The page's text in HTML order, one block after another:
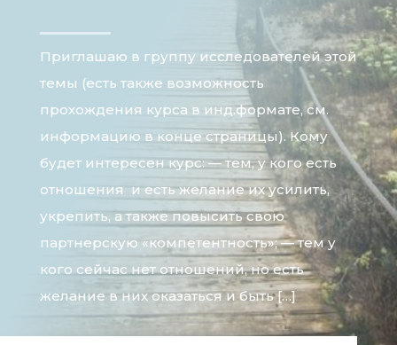
Приглашаю в группу исследователей этой
темы (есть также возможность
прохождения курса в инд.формате, см.
информацию в конце страницы). Кому
будет интересен курс: — тем, у кого есть
отношения и есть желание их усилить,
укрепить, а также повысить свою
партнерскую «компетентность»; — тем у
кого сейчас нет отношений, но есть
желание в них оказаться и быть […]